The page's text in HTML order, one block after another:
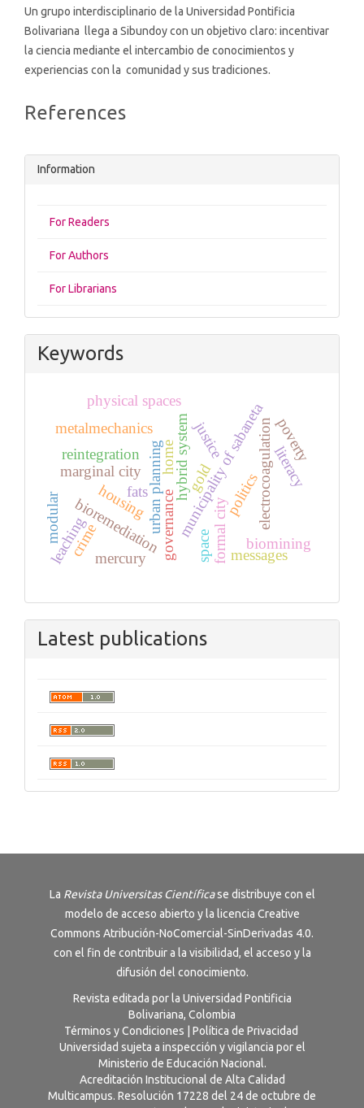
Un grupo interdisciplinario de la Universidad Pontificia
Bolivariana llega a Sibundoy con un objetivo claro: incentivar
la ciencia mediante el intercambio de conocimientos y
experiencias con la comunidad y sus tradiciones.
Article
References
Information
For Readers
For Authors
For Librarians
Keywords
urban planninggovernancemunicipality of sabaneta
hybrid system
bioremediation electrocoagulation
metalmechanics
fats
marginal city
formal city
leaching mercury
gold
biomining
justice
politics
crime
reintegration
physical spaces
messages
literacy
housing
space
poverty
home
modular
Latest publications
La Revista Universitas Científicase distribuye con el
modelo de acceso abierto y la licencia Creative
Commons Atribución-NoComercial-SinDerivadas 4.0.
con el fin de contribuir a la visibilidad, el acceso y la
difusión del conocimiento.
Revista editada por la Universidad Pontificia
Bolivariana, Colombia
Términos y Condiciones
Política de Privacidad
Universidad sujeta a inspección y vigilancia por el
Ministerio de Educación Nacional.
Acreditación Institucional de Alta Calidad
Multicampus. Resolución 17228 del 24 de octubre de